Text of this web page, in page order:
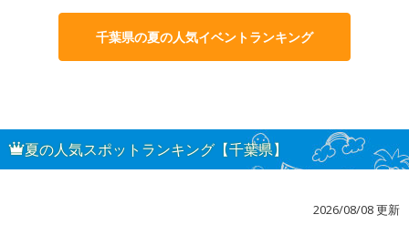
千葉県の夏の人気イベントランキング
夏の人気スポットランキング【千葉県】
2026/08/08 更新